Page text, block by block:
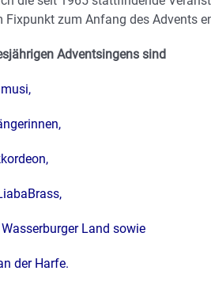
Fixpunkt zum Anfang des Advents
Adventsingens sind
Land sowie
der Harfe.